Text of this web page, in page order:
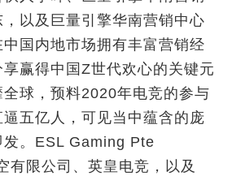
以及巨量引擎华南营销中心
国内地市场拥有丰富营销经
赢得中国Z世代欢心的关键元
球，预料2020年电竞的参与
五亿人，可见当中蕴含的庞
发。ESL Gaming Pte
有限公司、英皇电竞，以及